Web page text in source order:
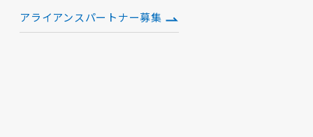
アライアンスパートナー募集